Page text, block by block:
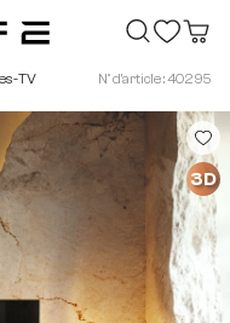
TV N° d'article : 40295
3D